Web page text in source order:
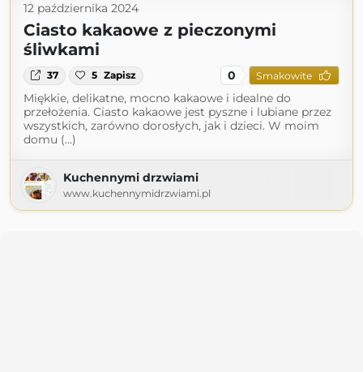
12 października 2024
Ciasto kakaowe z pieczonymi
śliwkami
37 5 Zapisz 0 Smakowite
Miękkie, delikatne, mocno kakaowe i idealne do
przełożenia. Ciasto kakaowe jest pyszne i lubiane przez
wszystkich, zarówno dorosłych, jak i dzieci. W moim
domu (...)
Kuchennymi drzwiami
www.kuchennymidrzwiami.pl